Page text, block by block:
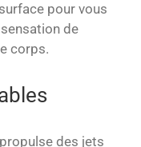
pour vous
de
corps.
des jets